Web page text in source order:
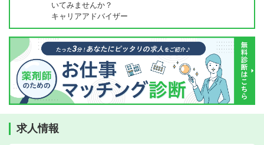
いてみませんか？
キャリアアドバイザー
求人情報